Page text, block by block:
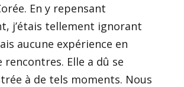
En y repensant
j’étais tellement ignorant
aucune expérience en
rencontres. Elle a dû se
à de tels moments. Nous